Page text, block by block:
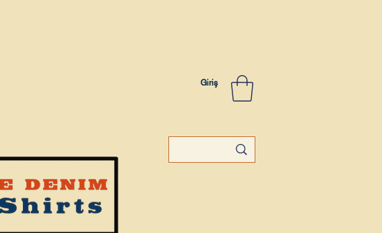
Giriş